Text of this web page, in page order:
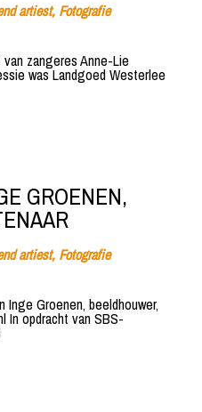
artiest, Fotografie
van zangeres Anne-Lie
was Landgoed Westerlee
GROENEN,
artiest, Fotografie
Groenen, beeldhouwer,
In opdracht van SBS-